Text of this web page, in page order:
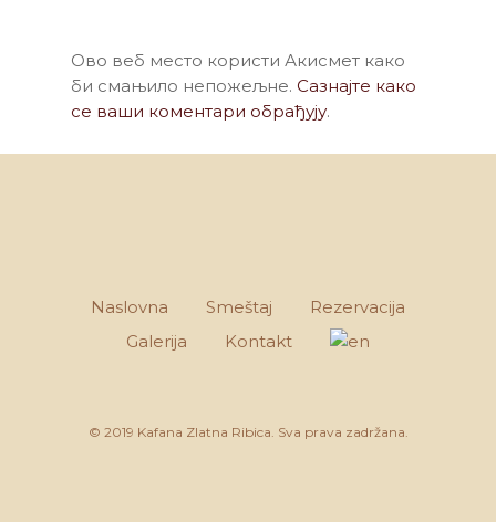
Ово веб место користи Акисмет како
би смањило непожељне. Сазнајте како
се ваши коментари обрађују.
Naslovna Smeštaj
Rezervacija
Galerija
Kontakt
© 2019 Kafana Zlatna Ribica. Sva prava zadržana.